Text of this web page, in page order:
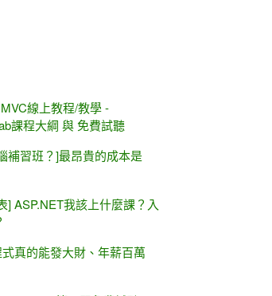
線上教程/教學 -
課程大綱 與 免費試聽
補習班？]最昂貴的成本是
] ASP.NET我該上什麼課？入
真的能發大財、年薪百萬